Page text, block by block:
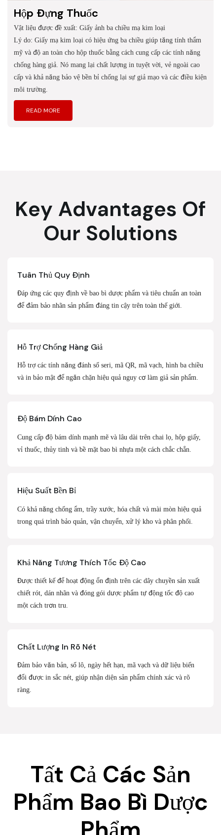
Hộp Đựng Thuốc
Vật liệu được đề xuất: Giấy ảnh ba chiều mạ kim loại
Lý do: Giấy mạ kim loại có hiệu ứng ba chiều giúp tăng tính thẩm
mỹ và độ an toàn cho hộp thuốc bằng cách cung cấp các tính năng
chống hàng giả. Nó mang lại chất lượng in tuyệt vời, vẻ ngoài cao
cấp và khả năng bảo vệ bền bỉ chống lại sự giả mạo và các điều kiện
môi trường.
READ MORE
Key Advantages Of
Our Solutions
Tuân Thủ Quy Định
Đáp ứng các quy định về bao bì dược phẩm và tiêu chuẩn an toàn
để đảm bảo nhãn sản phẩm đáng tin cậy trên toàn thế giới.
Hỗ Trợ Chống Hàng Giả
Hỗ trợ các tính năng đánh số seri, mã QR, mã vạch, hình ba chiều
và in bảo mật để ngăn chặn hiệu quả nguy cơ làm giả sản phẩm.
Độ Bám Dính Cao
Cung cấp độ bám dính mạnh mẽ và lâu dài trên chai lọ, hộp giấy,
vỉ thuốc, thủy tinh và bề mặt bao bì nhựa một cách chắc chắn.
Hiệu Suất Bền Bỉ
Có khả năng chống ẩm, trầy xước, hóa chất và mài mòn hiệu quả
trong quá trình bảo quản, vận chuyển, xử lý kho và phân phối.
Khả Năng Tương Thích Tốc Độ Cao
Được thiết kế để hoạt động ổn định trên các dây chuyền sản xuất
chiết rót, dán nhãn và đóng gói dược phẩm tự động tốc độ cao
một cách trơn tru.
Chất Lượng In Rõ Nét
Đảm bảo văn bản, số lô, ngày hết hạn, mã vạch và dữ liệu biến
đổi được in sắc nét, giúp nhận diện sản phẩm chính xác và rõ
ràng.
Tất Cả Các Sản
Phẩm Bao Bì Dược